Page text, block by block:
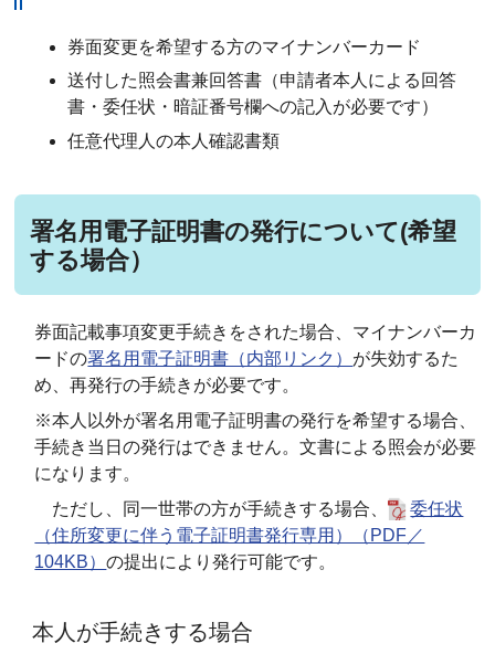
券面変更を希望する方のマイナンバーカード
送付した照会書兼回答書 （申請者本人による回答
書・委任状・暗証番号欄への記入が必要です）
任意代理人の本人確認書類
署名用電子証明書の発行について(希望
する場合）
券面記載事項変更手続きをされた場合、マイナンバーカ
ードの署名用電子証明書（内部リンク） が失効するた
め、再発行の手続きが必要です。
※本人以外が署名用電子証明書の発行を希望する場合、
手続き当日の発行はできません。文書による照会が必要
になります。
ただし、同一世帯の方が手続きする場合、
委任状
（住所変更に伴う電子証明書発行専用）（PDF／
104KB）の提出により発行可能です。
本人が手続きする場合